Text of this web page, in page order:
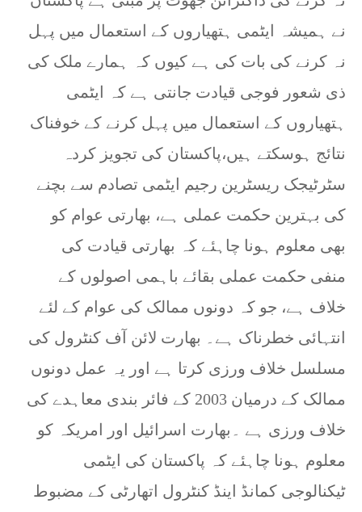
نے ہمیشہ ایٹمی ہتھیاروں کے استعمال میں پہل
نہ کرنے کی بات کی ہے کیوں کہ ہمارے ملک کی
ذی شعور فوجی قیادت جانتی ہے کہ ایٹمی
ہتھیاروں کے استعمال میں پہل کرنے کے خوفناک
نتائج ہوسکتے ہیں،پاکستان کی تجویز کردہ
سٹرٹیجک ریسٹرین رجیم ایٹمی تصادم سے بچنے
کی بہترین حکمت عملی ہے، بھارتی عوام کو
بھی معلوم ہونا چاہئے کہ بھارتی قیادت کی
منفی حکمت عملی بقائے باہمی اصولوں کے
خلاف ہے، جو کہ دونوں ممالک کی عوام کے لئے
انتہائی خطرناک ہے۔ بھارت لائن آف کنٹرول کی
مسلسل خلاف ورزی کرتا ہے اور یہ عمل دونوں
ممالک کے درمیان 2003 کے فائر بندی معاہدے کی
خلاف ورزی ہے ۔بھارت اسرائیل اور امریکہ کو
معلوم ہونا چاہئے کہ پاکستان کی ایٹمی
ٹیکنالوجی کمانڈ اینڈ کنٹرول اتھارٹی کے مضبوط